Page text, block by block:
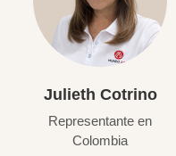
Julieth Cotrino
Representante en
Colombia